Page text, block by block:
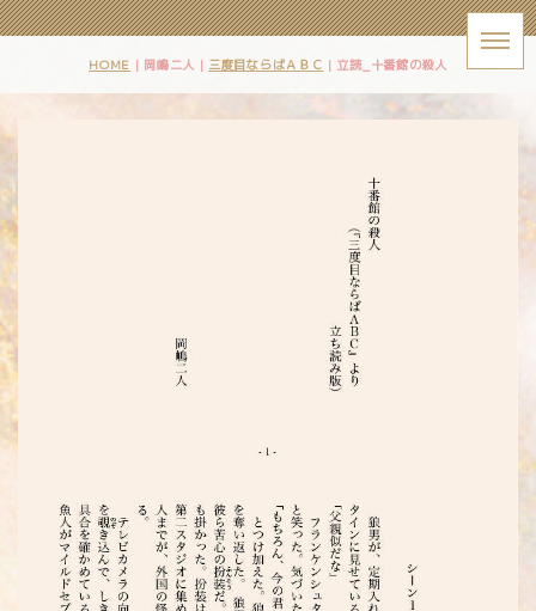
HOME | 岡嶋二人 | 三度目ならばＡＢＣ | 立読_十番館の殺人